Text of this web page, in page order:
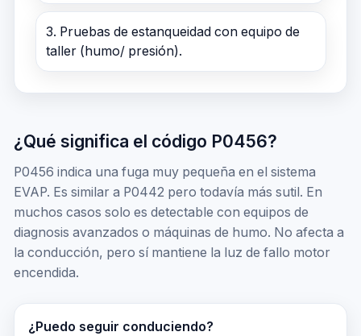
3. Pruebas de estanqueidad con equipo de
taller (humo/ presión).
¿Qué significa el código P0456?
P0456 indica una fuga muy pequeña en el sistema
EVAP. Es similar a P0442 pero todavía más sutil. En
muchos casos solo es detectable con equipos de
diagnosis avanzados o máquinas de humo. No afecta a
la conducción, pero sí mantiene la luz de fallo motor
encendida.
¿Puedo seguir conduciendo?